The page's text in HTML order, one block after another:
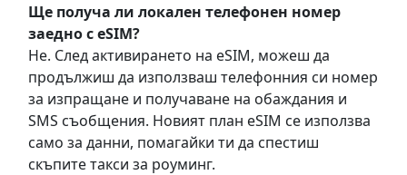
Ще получа ли локален телефонен номер
заедно с eSIM?
Не. След активирането на eSIM, можеш да
продължиш да използваш телефонния си номер
за изпращане и получаване на обаждания и
SMS съобщения. Новият план eSIM се използва
само за данни, помагайки ти да спестиш
скъпите такси за роуминг.